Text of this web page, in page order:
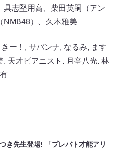
志堅用高、柴田英嗣（アン
NMB48）、久本雅美
ー！ , サバンナ, なるみ, ます
, 天才ピアニスト , 月亭八光, 林
き先生登場! 「プレバト才能アリ